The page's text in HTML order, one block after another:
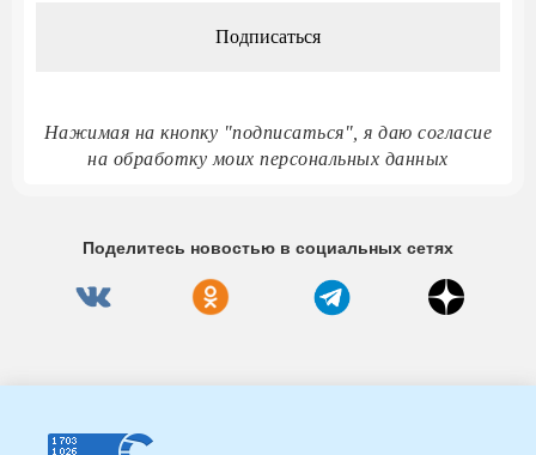
Нажимая на кнопку "подписаться", я даю согласие
на обработку моих персональных данных
Поделитесь новостью в социальных сетях